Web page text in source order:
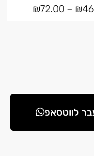
₪
–
₪72.00
לווטסאפ